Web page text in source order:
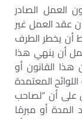
(110) من قانون العمل الصادر
“… إذا كان عقد العمل غير
أن يخطر الطرف
أن ينهي هذا
حدود ما ورد بالمادة (69) من هذا القانون أو
المعتمدة
القانون على أن “لصاحب
أو مبرمًا